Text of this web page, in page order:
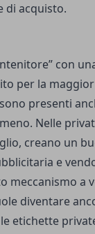
di acquisto.
con
per la
presenti
Nelle
creano un
e
meccanismo a
diventare
etichette